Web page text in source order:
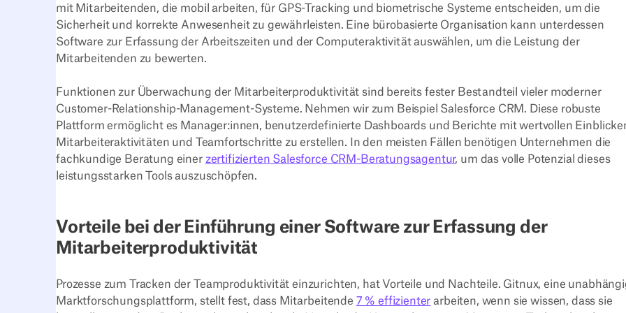
mit Mitarbeitenden, die mobil arbeiten, für GPS-Tracking und biometrische Systeme entscheiden, um die
Sicherheit und korrekte Anwesenheit zu gewährleisten. Eine bürobasierte Organisation kann unterdessen
Software zur Erfassung der Arbeitszeiten und der Computeraktivität auswählen, um die Leistung der
Mitarbeitenden zu bewerten.
Funktionen zur Überwachung der Mitarbeiterproduktivität sind bereits fester Bestandteil vieler moderner
Customer-Relationship-Management-Systeme. Nehmen wir zum Beispiel Salesforce CRM. Diese robuste
Plattform ermöglicht es Manager:innen, benutzerdefinierte Dashboards und Berichte mit wertvollen
Mitarbeiteraktivitäten und Teamfortschritte zu erstellen. In den meisten Fällen benötigen Unternehmen die
fachkundige Beratung einer zertifizierten Salesforce CRM-Beratungsagentur, um das volle Potenzial dieses
leistungsstarken Tools auszuschöpfen.
Vorteile bei der Einführung einer Software zur Erfassung der
Mitarbeiterproduktivität‍
Prozesse zum Tracken der Teamproduktivität einzurichten, hat Vorteile und Nachteile. Gitnux, eine
Marktforschungsplattform, stellt fest, dass Mitarbeitende 7 % effizienter arbeiten, wenn sie wissen, dass sie